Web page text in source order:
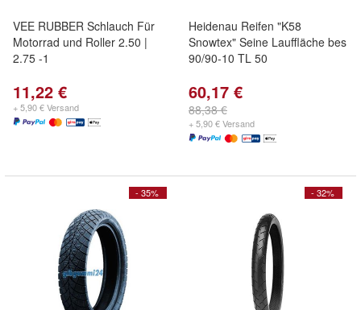
VEE RUBBER Schlauch Für
Motorrad und Roller 2.50 |
2.75 -1
11,22 €
+ 5,90 € Versand
Heidenau Reifen "K58
Snowtex" Seine Lauffläche bes
90/90-10 TL 50
60,17 €
88,38 €
+ 5,90 € Versand
- 35% - 32%